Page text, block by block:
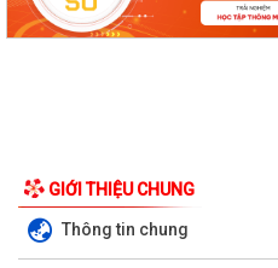
GIỚI THIỆU CHUNG
Thông tin chung